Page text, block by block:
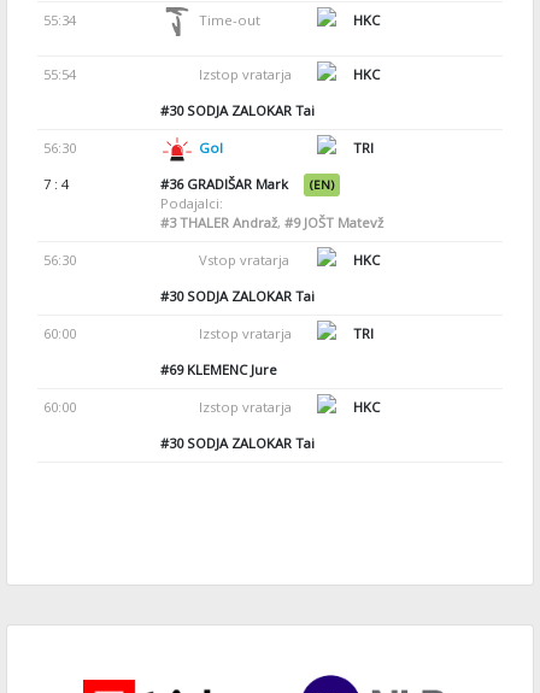
55:34 Time-out HKC
55:54 Izstop vratarja
HKC
#30SODJA ZALOKAR Tai
56:30 Gol
TRI
7 : 4
#36GRADIŠAR Mark (EN)
Podajalci:
#3THALER Andraž, #9JOŠT Matevž
56:30 Vstop vratarja
HKC
#30SODJA ZALOKAR Tai
60:00 Izstop vratarja
TRI
#69KLEMENC Jure
60:00 Izstop vratarja
HKC
#30SODJA ZALOKAR Tai